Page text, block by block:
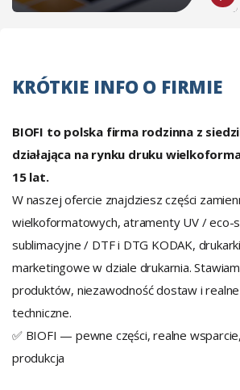
KRÓTKIE INFO O FIRMIE
BIOFI to polska firma rodzinna z
działająca na rynku druku
15 lat.
W naszej ofercie znajdziesz części
wielkoformatowych, atramenty UV /
sublimacyjne / DTF i DTG KODAK,
marketingowe w dziale drukarnia.
produktów, niezawodność dostaw i
techniczne.
✅ BIOFI — pewne części, realne
produkcja